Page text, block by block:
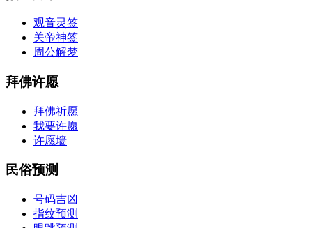
观音灵签
关帝神签
周公解梦
拜佛许愿
拜佛祈愿
我要许愿
许愿墙
民俗预测
号码吉凶
指纹预测